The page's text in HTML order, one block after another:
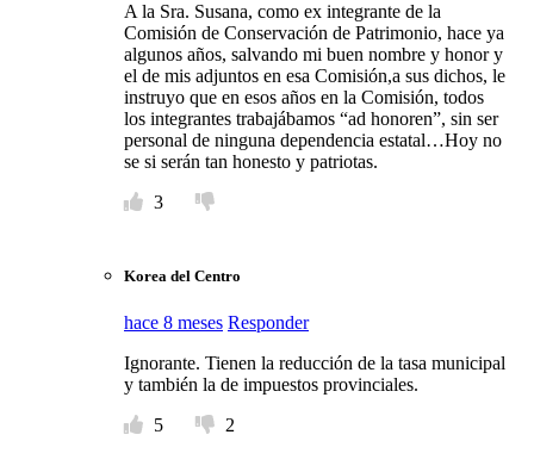
A la Sra. Susana, como ex integrante de la
Comisión de Conservación de Patrimonio, hace ya
algunos años, salvando mi buen nombre y honor y
el de mis adjuntos en esa Comisión,a sus dichos, le
instruyo que en esos años en la Comisión, todos
los integrantes trabajábamos “ad honoren”, sin ser
personal de ninguna dependencia estatal…Hoy no
se si serán tan honesto y patriotas.
3
Korea del Centro
hace 8 meses Responder
Ignorante. Tienen la reducción de la tasa municipal
y también la de impuestos provinciales.
5
2